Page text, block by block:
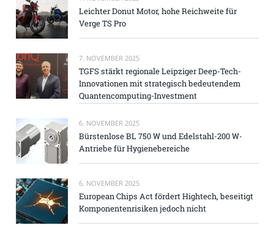
Leichter Donut Motor, hohe Reichweite für
Verge TS Pro
7. NOVEMBER 2025
TGFS stärkt regionale Leipziger Deep-Tech-
Innovationen mit strategisch bedeutendem
Quantencomputing-Investment
6. NOVEMBER 2025
Bürstenlose BL 750 W und Edelstahl-200 W-
Antriebe für Hygienebereiche
6. NOVEMBER 2025
European Chips Act fördert Hightech, beseitigt
Komponentenrisiken jedoch nicht